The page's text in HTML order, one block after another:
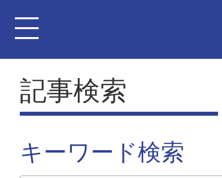
記事検索
キーワード検索